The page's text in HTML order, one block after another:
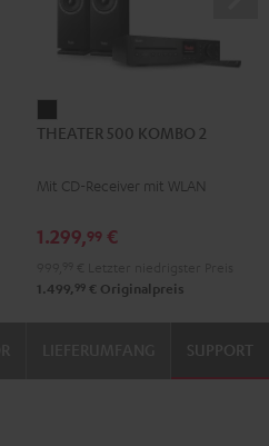
500
2
THEATER 500 KOMBO 2
Mit CD-Receiver mit WLAN
1.299,99 €
1.499, 99 € Originalpreis
SUPPORT